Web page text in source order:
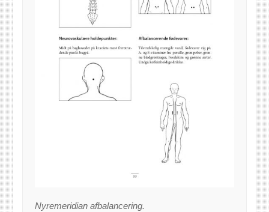
Nyremeridian afbalancering.